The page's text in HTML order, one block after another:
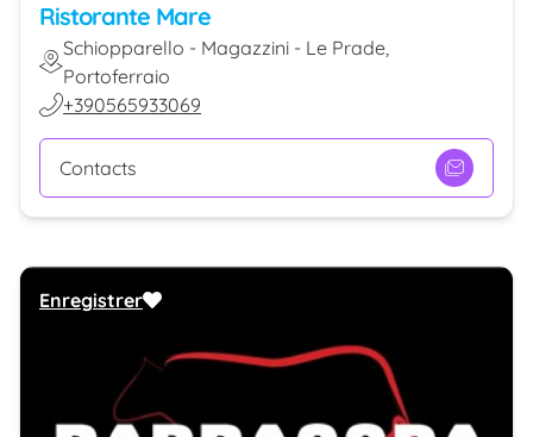
Ristorante Mare
Schiopparello - Magazzini - Le Prade,
Portoferraio
+390565933069
Contacts
Enregistrer